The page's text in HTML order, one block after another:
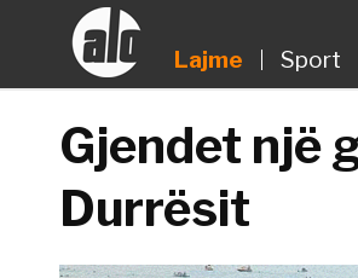
Lajme Sport
Gjendet një
Durrësit